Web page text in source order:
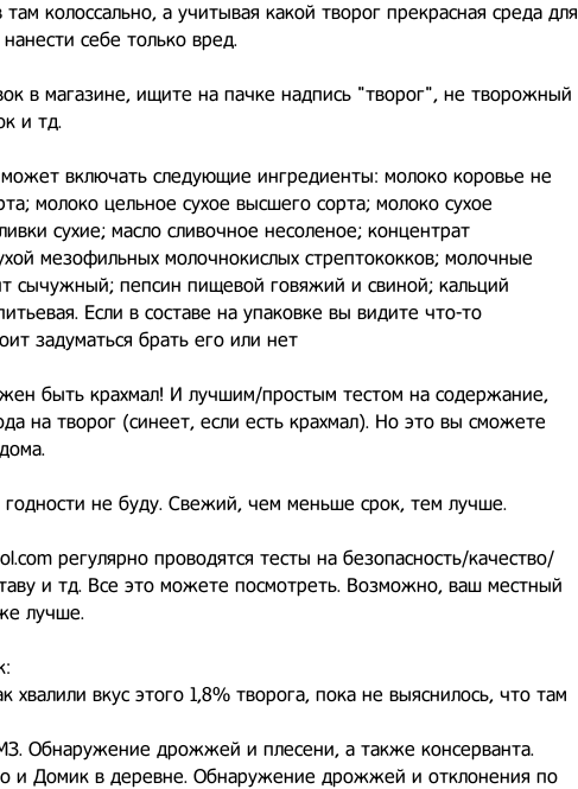
колоссально, а учитывая какой творог прекрасная среда для
себе только вред.
в магазине, ищите на пачке надпись "творог", не творожный
и тд.
включать следующие ингредиенты: молоко коровье не
молоко цельное сухое высшего сорта; молоко сухое
сухие; масло сливочное несоленое; концентрат
мезофильных молочнокислых стрептококков; молочные
сычужный; пепсин пищевой говяжий и свиной; кальций
Если в составе на упаковке вы видите что-то
задуматься брать его или нет
быть крахмал! И лучшим/простым тестом на содержание,
на творог (синеет, если есть крахмал). Но это вы сможете
годности не буду. Свежий, чем меньше срок, тем лучше.
регулярно проводятся тесты на безопасность/качество/
и тд. Все это можете посмотреть. Возможно, ваш местный
лучше.
хвалили вкус этого 1,8% творога, пока не выяснилось, что там
Обнаружение дрожжей и плесени, а также консерванта.
и Домик в деревне. Обнаружение дрожжей и отклонения по